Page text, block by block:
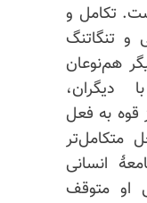
تکامل و
و تنگاتنگ
هم‌نوعان
دیگران،
قوه به فعل
متکامل‌تر
انسانی
او متوقف